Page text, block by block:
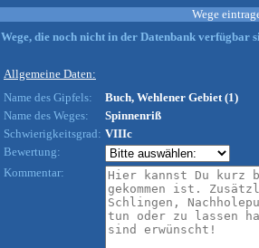
Wege
Wege, die noch nicht in der Datenbank verfügbar
Allgemeine Daten:
Name des Gipfels:
Buch, Wehlener Gebiet (1)
Name des Weges:
Spinnenriß
Schwierigkeitsgrad: VIIIc
Bewertung:
Kommentar: